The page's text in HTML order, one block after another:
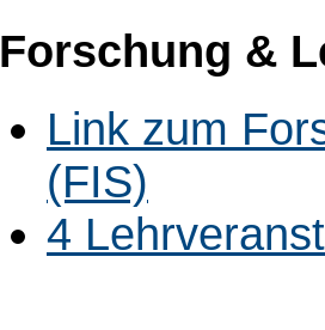
Forschung &
Link zum
(FIS)
4